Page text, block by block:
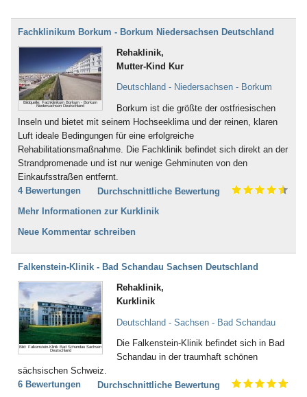
Fachklinikum Borkum - Borkum Niedersachsen Deutschland
Bildquelle: Fachklinikum Borkum - Borkum
Niedersachsen Deutschland
Rehaklinik,
Mutter-Kind Kur
Deutschland - Niedersachsen - Borkum
Borkum ist die größte der ostfriesischen
Inseln und bietet mit seinem Hochseeklima und der reinen, klaren
Luft ideale Bedingungen für eine erfolgreiche
Rehabilitationsmaßnahme. Die Fachklinik befindet sich direkt an der
Strandpromenade und ist nur wenige Gehminuten von den
Einkaufsstraßen entfernt.
4 Bewertungen
Durchschnittliche Bewertung
Mehr Informationen zur Kurklinik
Neue Kommentar schreiben
Falkenstein-Klinik - Bad Schandau Sachsen Deutschland
Bild: Falkenstein-Klinik Bad Schandau Sachsen
Deutschland
Rehaklinik,
Kurklinik
Deutschland - Sachsen - Bad Schandau
Die Falkenstein-Klinik befindet sich in Bad
Schandau in der traumhaft schönen
sächsischen Schweiz.
6 Bewertungen
Durchschnittliche Bewertung